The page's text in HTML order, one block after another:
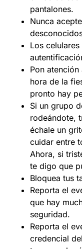
pantalones.
Nunca
Los
Pon
hora de la
pronto hay
Si un grupo
rodeándote,
échale un
cuidar entre
Ahora, si
te digo que
Bloquea tus
Reporta el
que hay
seguridad.
Reporta el
credencial